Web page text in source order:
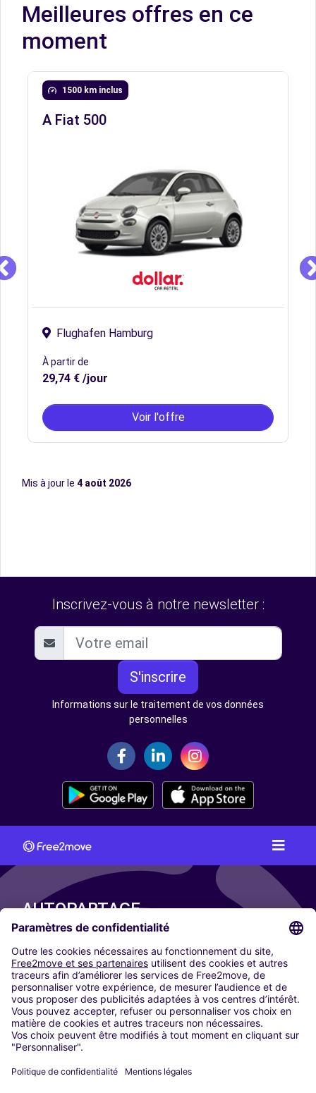
Meilleures offres en ce
moment
1500 km inclus
A Fiat 500
Flughafen Hamburg
À partir de
29,74 € /jour
Voir l'offre
Mis à jour le 4 août 2026
Inscrivez-vous à notre newsletter :
S'inscrire
Informations sur le traitement de vos données
personnelles
AUTOPARTAGE
Paris
Madrid
Washington DC
Milan
Rome
Turin
Vienne
Berlin
Düsseldorf